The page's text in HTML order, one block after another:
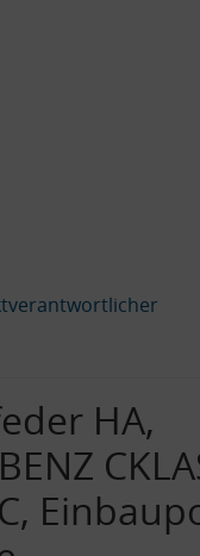
HA,